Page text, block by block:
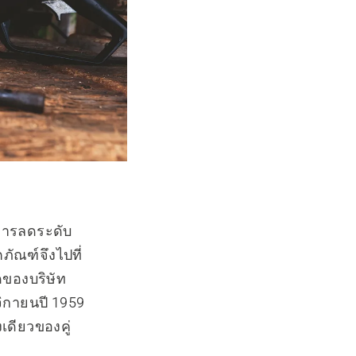
รลดระดับ
ภัณฑ์จึงไปที่
องบริษัท
ายนปี 1959
ดียวของคู่